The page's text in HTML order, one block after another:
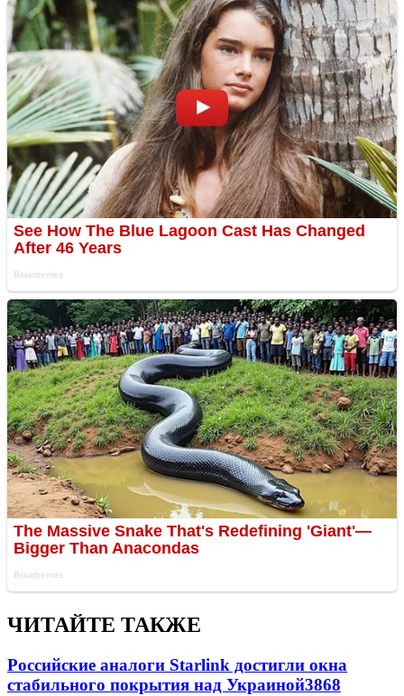
ЧИТАЙТЕ ТАКЖЕ
Российские аналоги Starlink достигли окна
стабильного покрытия над Украиной3868